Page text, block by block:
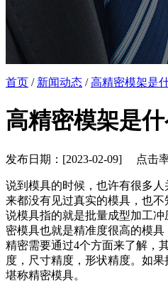
首页 / 新闻动态 /高精密模架是
高精密模架是什
发布日期：[2023-02-09] 点击率
说到模具的时候，也许有很多
来都没有见过真实的模具，也
说模具指的就是批量成型加工
密模具也就是精准度很高的模
精密需要通过4个方面来了解，
度，尺寸精度，形状精度。如
堪称精密模具。